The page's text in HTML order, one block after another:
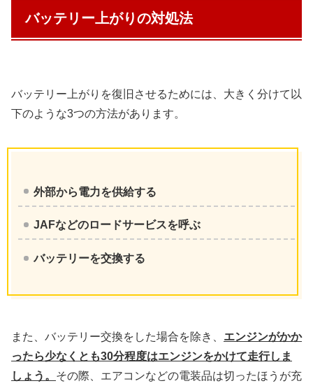
バッテリー上がりの対処法
バッテリー上がりを復旧させるためには、大きく分けて以
下のような3つの方法があります。
外部から電力を供給する
JAFなどのロードサービスを呼ぶ
バッテリーを交換する
また、バッテリー交換をした場合を除き、 エンジンがかか
ったら少なくとも30分程度はエンジンをかけて走行しま
しょう。 その際、エアコンなどの電装品は切ったほうが充